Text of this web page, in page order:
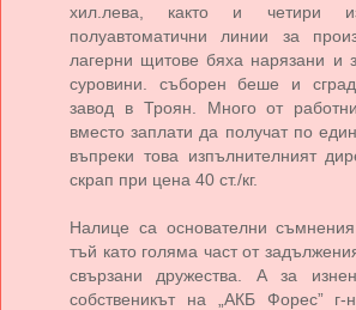
хил.лева, както и четири
полуавтоматични линии за
лагерни щитове бяха нарязани и
суровини. съборен беше и
завод в Троян. Много от
вместо заплати да получат по
въпреки това изпълнителният
скрап при цена 40 ст./кг.
Налице са основателни
тъй като голяма част от
свързани дружества. А за
собственикът на „АКБ Форес”